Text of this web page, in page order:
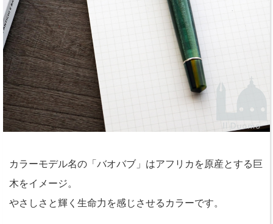
カラーモデル名の「バオバブ」はアフリカを原産とする巨
木をイメージ。
やさしさと輝く生命力を感じさせるカラーです。